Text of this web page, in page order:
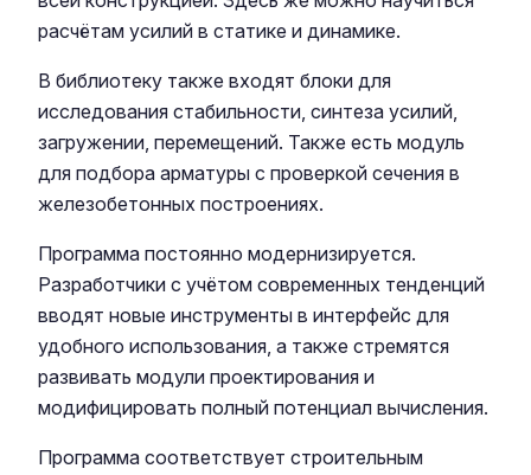
расчётам усилий в статике и динамике.
В библиотеку также входят блоки для
исследования стабильности, синтеза усилий,
загружении, перемещений. Также есть модуль
для подбора арматуры с проверкой сечения в
железобетонных построениях.
Программа постоянно модернизируется.
Разработчики с учётом современных тенденций
вводят новые инструменты в интерфейс для
удобного использования, а также стремятся
развивать модули проектирования и
модифицировать полный потенциал вычисления.
Программа соответствует строительным